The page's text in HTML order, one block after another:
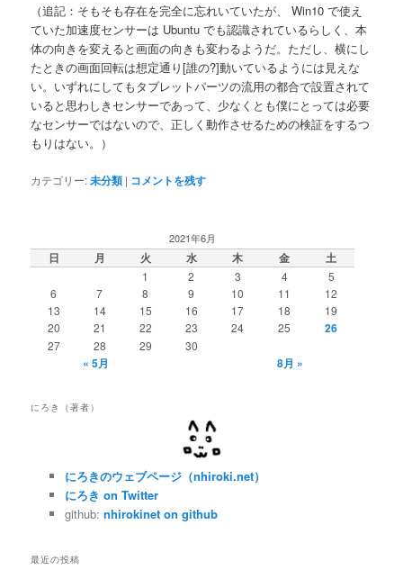
（追記：そもそも存在を完全に忘れいていたが、 Win10 で使え
ていた加速度センサーは Ubuntu でも認識されているらしく、本
体の向きを変えると画面の向きも変わるようだ。ただし、横にし
たときの画面回転は想定通り[誰の?]動いているようには見えな
い。いずれにしてもタブレットパーツの流用の都合で設置されて
いると思わしきセンサーであって、少なくとも僕にとっては必要
なセンサーではないので、正しく動作させるための検証をするつ
もりはない。）
カテゴリー:未分類 | コメントを残す
2021年6月
日 月 火 水 木 金 土
1 2 3 4
5
6
7 8 9 10 11
12
13
14 15 16 17 18
19
20
21 22 23 24 25 26
27 28 29 30
« 5月 8月 »
にろき（著者）
にろきのウェブページ（nhiroki.net）
にろき on Twitter
github: nhirokinet on github
最近の投稿